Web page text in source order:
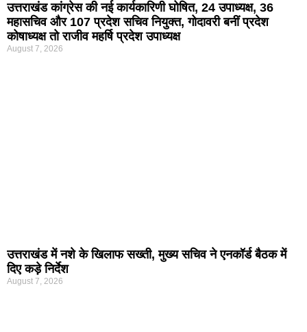
उत्तराखंड कांग्रेस की नई कार्यकारिणी घोषित, 24 उपाध्यक्ष, 36
महासचिव और 107 प्रदेश सचिव नियुक्त, गोदावरी बनीं प्रदेश
कोषाध्यक्ष तो राजीव महर्षि प्रदेश उपाध्यक्ष
August 7, 2026
उत्तराखंड में नशे के खिलाफ सख्ती, मुख्य सचिव ने एनकॉर्ड बैठक में
दिए कड़े निर्देश
August 7, 2026